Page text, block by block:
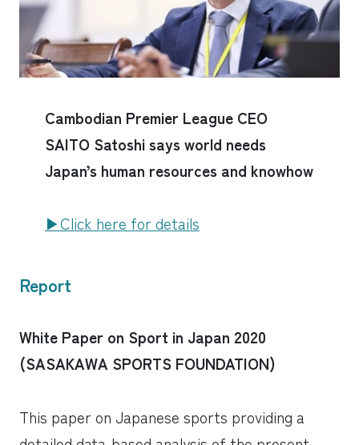
Cambodian Premier League CEO
SAITO Satoshi says world needs
Japan’s human resources and knowhow
▶︎Click here for details
Report
White Paper on Sport in Japan 2020
(SASAKAWA SPORTS FOUNDATION)
This paper on Japanese sports providing a